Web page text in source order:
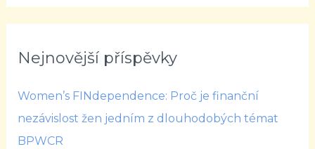
Nejnovější příspěvky
Women’s FINdependence: Proč je finanční
nezávislost žen jedním z dlouhodobých témat
BPWCR